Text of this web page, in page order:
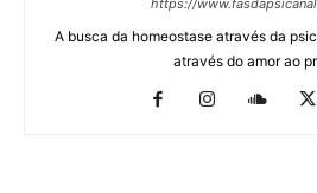
https://
A busca da homeostase através da
através do amor ao